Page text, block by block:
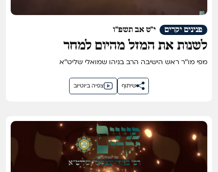
י"ט אב תשפ"ו פנינים יקרים
לשנות את המזל מהיום למחר
מפי מו''ר ראש הישיבה הרב בניהו שמואלי שליט''א
צפיה ביוטיוב שיתוף